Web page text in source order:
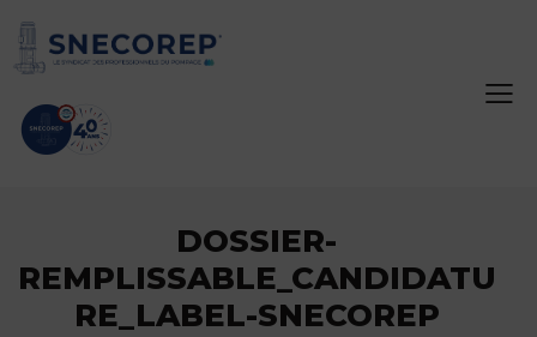
DOSSIER-
REMPLISSABLE_CANDIDATU
RE_LABEL-SNECOREP